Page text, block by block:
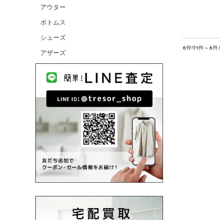
6件中1件～6件
CANADA GOOSE/カナダグース
CELINE/セリーヌ
CHANEL/シャネル
cheer/チアー
Charpentier de Vaisseau/シャルパンテ
ィエドゥヴェッソ
Christian Louboutin/クリスチャンルブ
タン
COMME des GARCONS HOMME/コム
デギャルソンオム
COMME des GARCONS/コムデギャル
ソン
DANIELAGREGIS/ダニエラグレジス
アウター
ボトムス
シューズ
アザーズ